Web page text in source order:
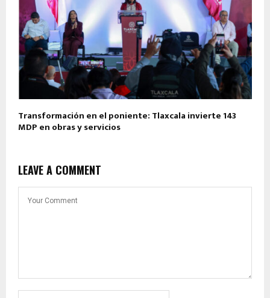
Transformación en el poniente: Tlaxcala invierte 143
MDP en obras y servicios
LEAVE A COMMENT